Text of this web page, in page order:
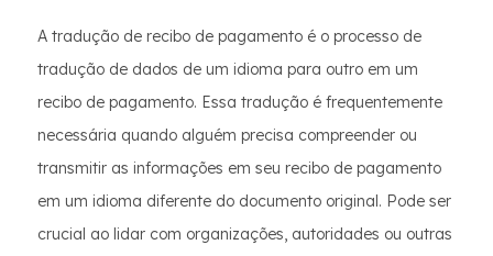
A tradução de recibo de pagamento é o processo de
tradução de dados de um idioma para outro em um
recibo de pagamento. Essa tradução é frequentemente
necessária quando alguém precisa compreender ou
transmitir as informações em seu recibo de pagamento
em um idioma diferente do documento original. Pode ser
crucial ao lidar com organizações, autoridades ou outras